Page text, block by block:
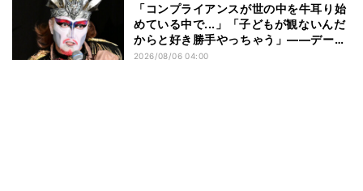
「コンプライアンスが世の中を牛耳り始
めている中で...」「子どもが観ないんだ
からと好き勝手やっちゃう」――デーモ
ン閣下が語る映画『レディ・オア・ノッ
2026/08/06 04:00